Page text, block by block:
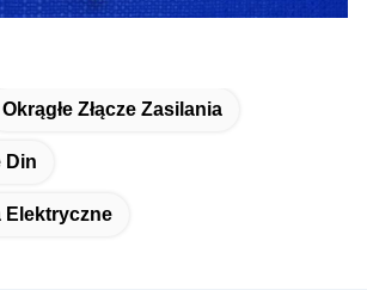
Okrągłe Złącze Zasilania
Din
Elektryczne